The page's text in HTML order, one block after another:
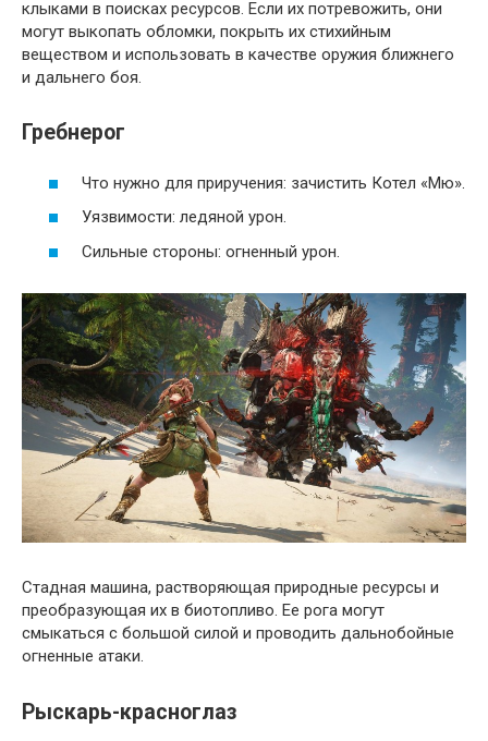
клыками в поисках ресурсов. Если их потревожить, они
могут выкопать обломки, покрыть их стихийным
веществом и использовать в качестве оружия ближнего
и дальнего боя.
Гребнерог
Что нужно для приручения: зачистить Котел «Мю».
Уязвимости: ледяной урон.
Сильные стороны: огненный урон.
Стадная машина, растворяющая природные ресурсы и
преобразующая их в биотопливо. Ее рога могут
смыкаться с большой силой и проводить дальнобойные
огненные атаки.
Рыскарь-красноглаз